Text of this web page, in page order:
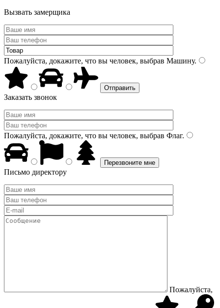
Вызвать замерщика
Пожалуйста, докажите, что вы человек, выбрав Машину.
Заказать звонок
Пожалуйста, докажите, что вы человек, выбрав Флаг.
Письмо директору
Пожалуйста,